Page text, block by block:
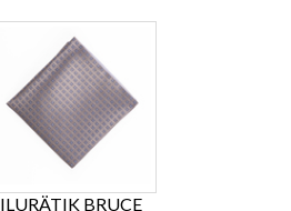
ILURÄTIK BRUCE